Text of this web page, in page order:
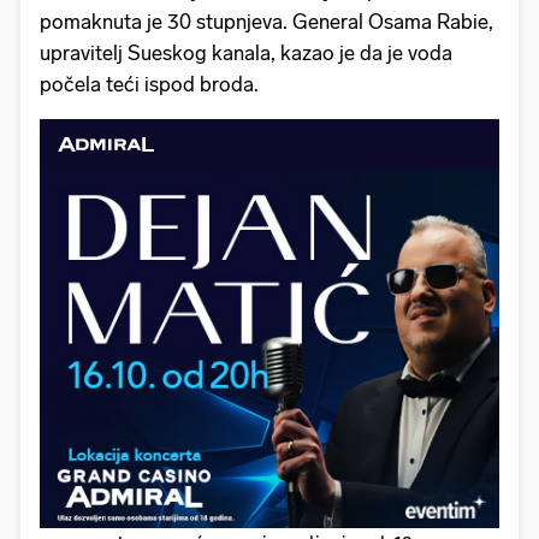
pomaknuta je 30 stupnjeva. General Osama Rabie,
upravitelj Sueskog kanala, kazao je da je voda
počela teći ispod broda.